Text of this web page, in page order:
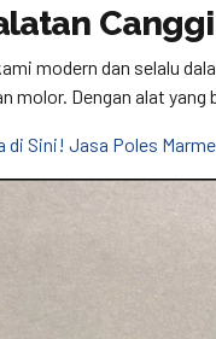
modern dan selalu
molor. Dengan alat yang
di Sini! Jasa Poles